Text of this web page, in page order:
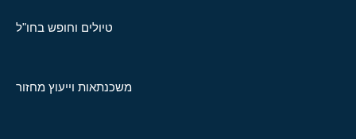
טיולים וחופש בחו"ל
משכנתאות וייעוץ מחזור